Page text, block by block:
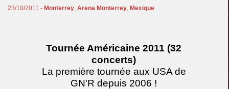
23/10/2011 - Monterrey,Arena Monterrey, Mexique
Tournée Américaine 2011 (32
concerts)
La première tournée aux USA de
GN'R depuis 2006 !